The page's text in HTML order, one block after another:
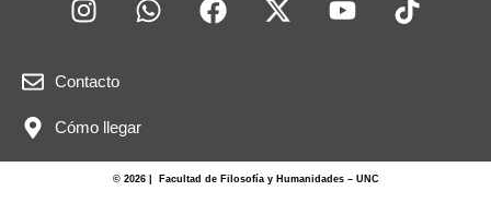
Contacto
Cómo llegar
© 2026 | Facultad de Filosofía y Humanidades – UNC